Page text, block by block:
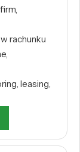
rachunku
leasing,